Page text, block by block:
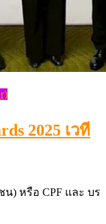
2025 เวที
) หรือ CPF และ บร